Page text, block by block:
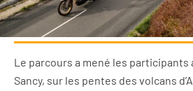
Le parcours a mené les
Sancy, sur les pentes des volcans